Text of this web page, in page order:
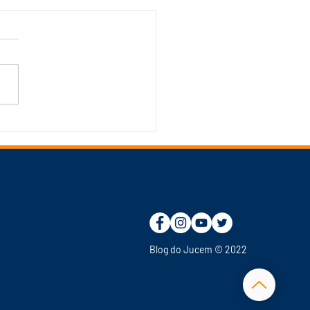
Blog do Jucem © 2022